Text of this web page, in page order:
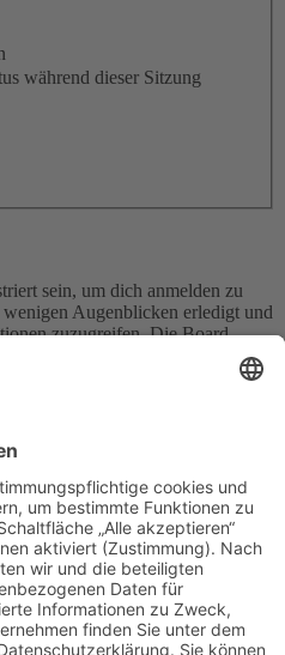
während dieser Sitzung
sein, um dich anmelden zu
Augenblicken erledigt und
zuzugreifen. Die Board-
auch zusätzliche
bitte unsere
Regelungen, bevor du